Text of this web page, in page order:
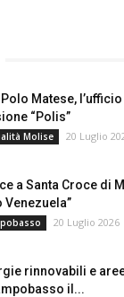
Matese,
“Polis”
Molise 20 Luglio
a Santa Croce di
Venezuela”
20 Luglio 2026
rinnovabili e
il...